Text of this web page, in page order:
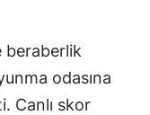
beraberlik
odasına
Canlı skor